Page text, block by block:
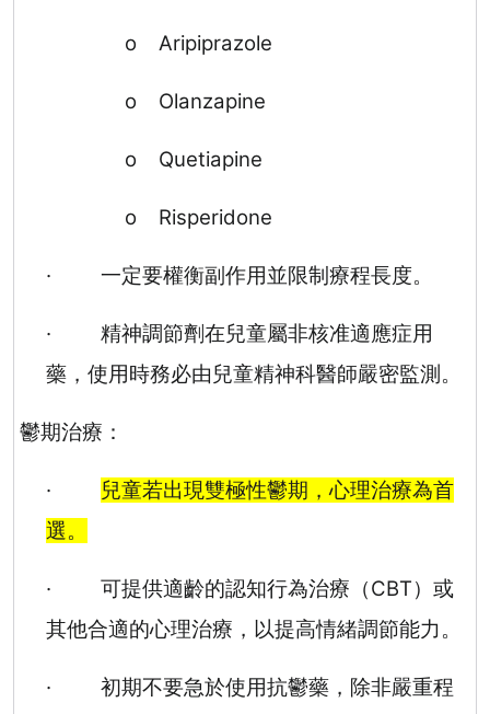
o Aripiprazole
o Olanzapine
o Quetiapine
o Risperidone
· 一定要權衡副作用並限制療程長度。
·
精神調節劑在兒童屬非核准適應症用
藥，使用時務必由兒童精神科醫師嚴密監測。
鬱期治療：
·
兒童若出現雙極性鬱期，心理治療為首
選。
· 可提供適齡的認知行為治療（CBT）或
其他合適的心理治療，以提高情緒調節能力。
·
初期不要急於使用抗鬱藥，除非嚴重程